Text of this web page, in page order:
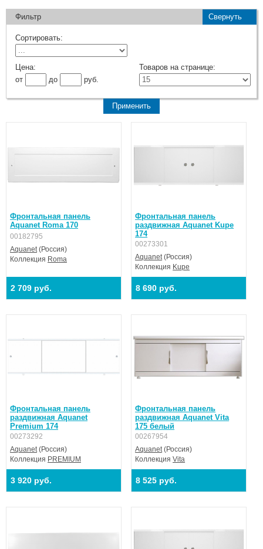
Фильтр Свернуть
Сортировать:
Цена:
от
до руб.
Товаров на странице:
Фронтальная панель
Aquanet Roma 170
00182795
Aquanet (Россия)
Коллекция Roma
2 709 руб.
Фронтальная панель
раздвижная Aquanet Kupe
174
00273301
Aquanet (Россия)
Коллекция Kupe
8 690 руб.
Фронтальная панель
раздвижная Aquanet
Premium 174
00273292
Aquanet (Россия)
Коллекция PREMIUM
3 920 руб.
Фронтальная панель
раздвижная Aquanet Vita
175 белый
00267954
Aquanet (Россия)
КоллекцияVita
8 525 руб.